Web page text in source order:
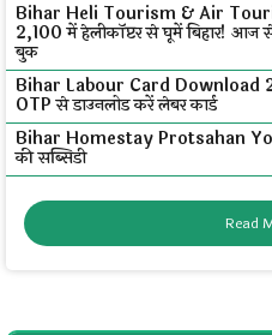
Bihar Heli Tourism & Air
₹2,100 में हेलीकॉप्टर से घूमें बिहार!
बुक
Bihar Labour Card Download
OTP से डाउनलोड करें लेबर कार्ड
Bihar Homestay Protsahan
की सब्सिडी
Read